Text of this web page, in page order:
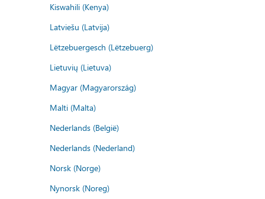
Kiswahili (Kenya)
Latviešu (Latvija)
Lëtzebuergesch (Lëtzebuerg)
Lietuvių (Lietuva)
Magyar (Magyarország)
Malti (Malta)
Nederlands (België)
Nederlands (Nederland)
Norsk (Norge)
Nynorsk (Noreg)